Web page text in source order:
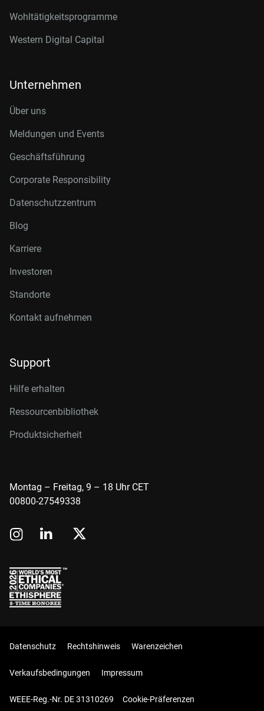
Wohltätigkeitsprogramme
Western Digital Capital
Unternehmen
Über uns
Meldungen und Events
Geschäftsführung
Corporate Responsibility
Datenschutzzentrum
Blog
Karriere
Investoren
Standorte
Kontakt aufnehmen
Support
Hilfe erhalten
Ressourcenbibliothek
Produktsicherheit
Montag – Freitag, 9 – 18 Uhr CET
00800-27549338
Datenschutz Rechtshinweis Warenzeichen
Verkaufsbedingungen Impressum
WEEE-Reg.-Nr. DE 31310269 Cookie-Präferenzen